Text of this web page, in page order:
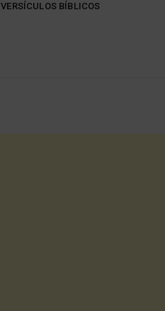
VERSÍCULOS BÍBLICOS